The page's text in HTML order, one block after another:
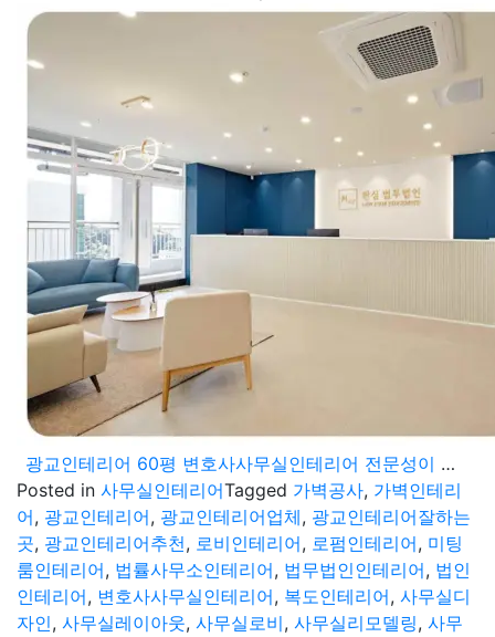
광교인테리어 60평 변호사사무실인테리어 전문성이 돋보이는 공간
Posted in 사무실인테리어Tagged 가벽공사, 가벽인테리
어, 광교인테리어, 광교인테리어업체, 광교인테리어잘하는
곳, 광교인테리어추천, 로비인테리어, 로펌인테리어, 미팅
룸인테리어, 법률사무소인테리어, 법무법인인테리어, 법인
인테리어, 변호사사무실인테리어, 복도인테리어, 사무실디
자인, 사무실레이아웃, 사무실로비, 사무실리모델링, 사무